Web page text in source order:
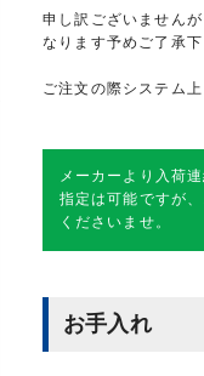
申し訳ございません
なります予めご了承
ご注文の際システム
メーカーより入荷
指定は可能ですが
くださいませ。
お手入れ